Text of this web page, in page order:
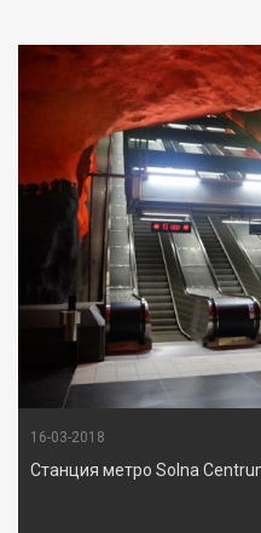
16-03-2018
Станция метро Solna